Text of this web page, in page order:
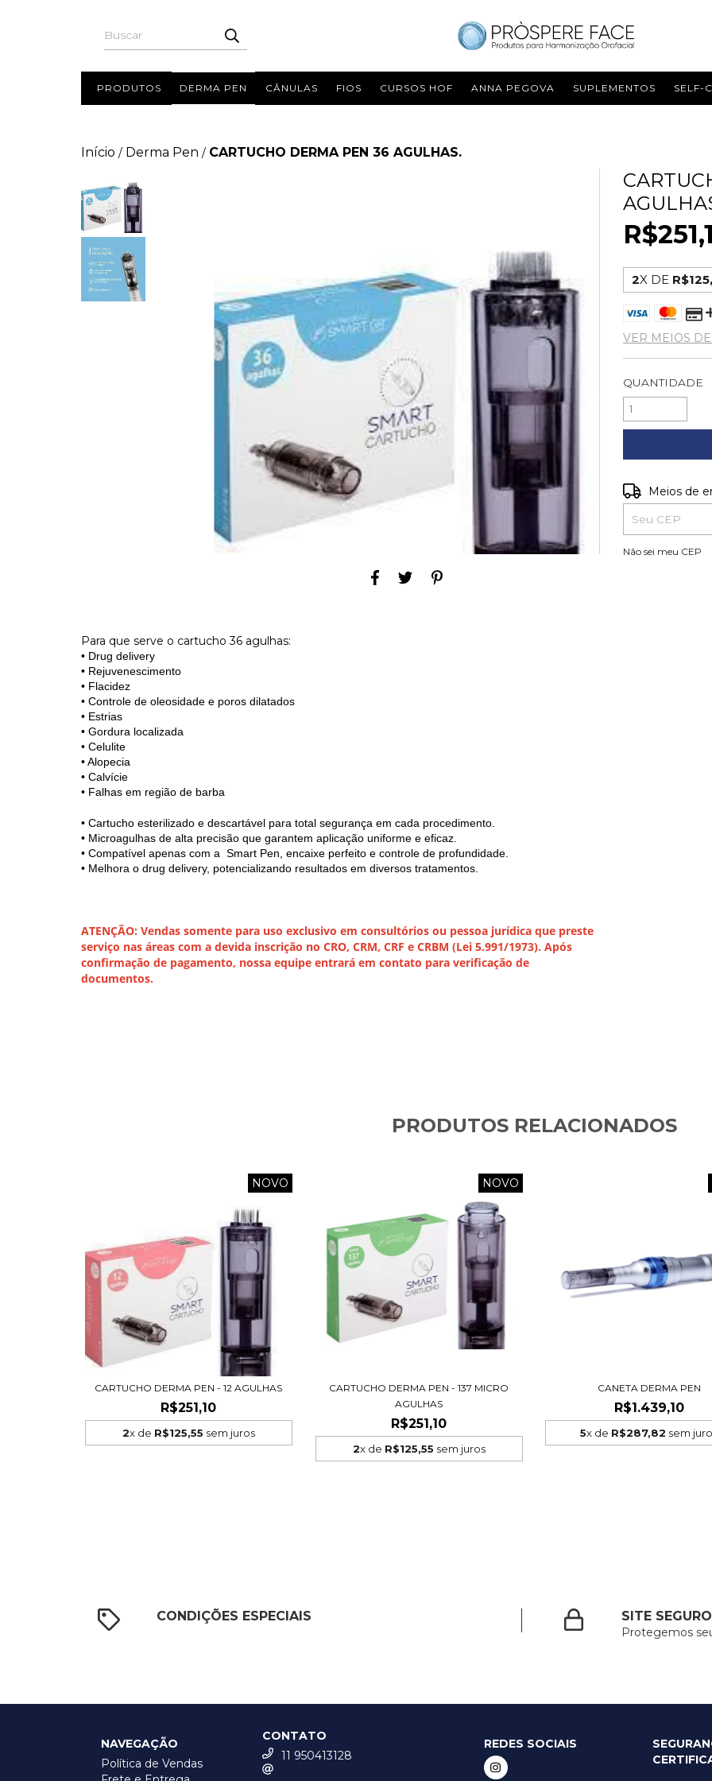
PRODUTOS DERMA PEN CÂNULAS FIOS CURSOS HOF ANNA PEGOVA SUPLEMENTOS SELF-
Início / Derma Pen / CARTUCHO DERMA PEN 36 AGULHAS.
Para que serve o cartucho 36 agulhas:
• Drug delivery
• Rejuvenescimento
• Flacidez
• Controle de oleosidade e poros dilatados
• Estrias
• Gordura localizada
• Celulite
• Alopecia
• Calvície
• Falhas em região de barba
• Cartucho esterilizado e descartável para total segurança em cada procedimento.
• Microagulhas de alta precisão que garantem aplicação uniforme e eficaz.
• Compatível apenas com a Smart Pen, encaixe perfeito e controle de profundidade.
• Melhora o drug delivery, potencializando resultados em diversos tratamentos.
ATENÇÃO: Vendas somente para uso exclusivo em consultórios ou pessoa jurídica que preste
serviço nas áreas com a devida inscrição no CRO, CRM, CRF e CRBM (Lei 5.991/1973). Após
confirmação de pagamento, nossa equipe entrará em contato para verificação de
documentos.
2X DE
VER MEIOS
QUANTIDADE
Entregas para o
Meios de
Não sei meu CEP
PRODUTOS RELACIONADOS
NOVO
CARTUCHO DERMA PEN - 12 AGULHAS
R$251,10
2x de R$125,55 sem juros
NOVO
CARTUCHO DERMA PEN - 137 MICRO
AGULHAS
R$251,10
2x de R$125,55 sem juros
CANETA DERMA PEN
R$1.439,10
5x de R$287,82 sem
CONDIÇÕES ESPECIAIS SITE SEGURO
Protegemos
NAVEGAÇÃO
Política de Vendas
CONTATO
11 950413128
REDES SOCIAIS